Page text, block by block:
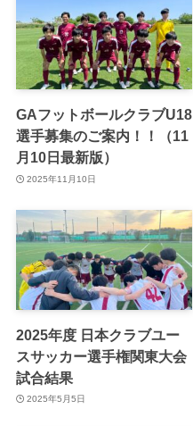
GAフットボールクラブU18
選手募集のご案内！！（11
月10日最新版）
2025年11月10日
2025年度 日本クラブユー
スサッカー選手権関東大会
試合結果
2025年5月5日